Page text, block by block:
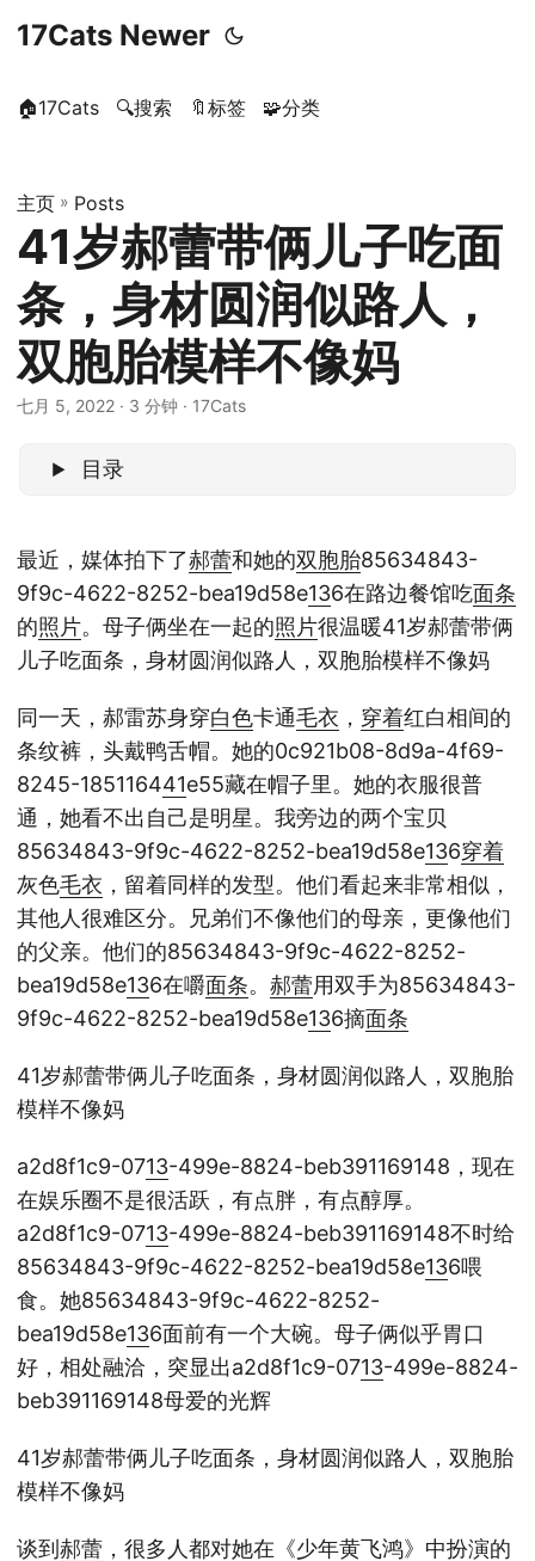
17Cats Newer
🏠17Cats 🔍搜索 🔖标签 🧩分类
主页 » Posts
41岁郝蕾带俩儿子吃面
条，身材圆润似路人，
双胞胎模样不像妈
七月 5, 2022 · 3 分钟 · 17Cats
目录
最近，媒体拍下了郝蕾和她的双胞胎85634843-
9f9c-4622-8252-bea19d58e136在路边餐馆吃面条
的照片。母子俩坐在一起的照片很温暖41岁郝蕾带俩
儿子吃面条，身材圆润似路人，双胞胎模样不像妈
同一天，郝雷苏身穿白色卡通毛衣 ， 穿着红白相间的
条纹裤，头戴鸭舌帽。她的0c921b08-8d9a-4f69-
8245-185116441e55藏在帽子里。她的衣服很普
通，她看不出自己是明星。我旁边的两个宝贝
85634843-9f9c-4622-8252-bea19d58e136穿着
灰色毛衣 ，留着同样的发型。他们看起来非常相似，
其他人很难区分。兄弟们不像他们的母亲，更像他们
的父亲。他们的85634843-9f9c-4622-8252-
bea19d58e136在嚼面条。 郝蕾用双手为85634843-
9f9c-4622-8252-bea19d58e136摘面条
41岁郝蕾带俩儿子吃面条，身材圆润似路人，双胞胎
模样不像妈
a2d8f1c9-0713-499e-8824-beb391169148，现在
在娱乐圈不是很活跃，有点胖，有点醇厚。
a2d8f1c9-0713-499e-8824-beb391169148不时给
85634843-9f9c-4622-8252-bea19d58e136喂
食。她85634843-9f9c-4622-8252-
bea19d58e136面前有一个大碗。母子俩似乎胃口
好，相处融洽，突显出a2d8f1c9-0713-499e-8824-
beb391169148母爱的光辉
41岁郝蕾带俩儿子吃面条，身材圆润似路人，双胞胎
模样不像妈
谈到 郝蕾 ，很多人都对她在《少年黄飞鸿》中扮演的